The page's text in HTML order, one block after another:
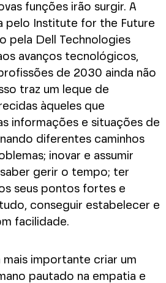
funções irão surgir. A
pelo Institute for the Future
pela Dell Technologies
avanços tecnológicos,
de 2030 ainda não
traz um leque de
àqueles que
informações e situações de
diferentes caminhos
inovar e assumir
gerir o tempo; ter
seus pontos fortes e
conseguir estabelecer e
facilidade.
importante criar um
pautado na empatia e